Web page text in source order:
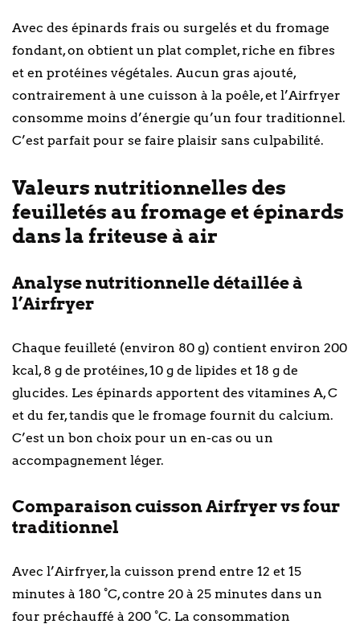
Avec des épinards frais ou surgelés et du fromage
fondant, on obtient un plat complet, riche en fibres
et en protéines végétales. Aucun gras ajouté,
contrairement à une cuisson à la poêle, et l’Airfryer
consomme moins d’énergie qu’un four traditionnel.
C’est parfait pour se faire plaisir sans culpabilité.
Valeurs nutritionnelles des
feuilletés au fromage et épinards
dans la friteuse à air
Analyse nutritionnelle détaillée à
l’Airfryer
Chaque feuilleté (environ 80 g) contient environ 200
kcal, 8 g de protéines, 10 g de lipides et 18 g de
glucides. Les épinards apportent des vitamines A, C
et du fer, tandis que le fromage fournit du calcium.
C’est un bon choix pour un en-cas ou un
accompagnement léger.
Comparaison cuisson Airfryer vs four
traditionnel
Avec l’Airfryer, la cuisson prend entre 12 et 15
minutes à 180 °C, contre 20 à 25 minutes dans un
four préchauffé à 200 °C. La consommation